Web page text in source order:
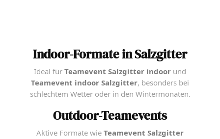
Indoor-Formate in Salzgitter
Ideal für Teamevent Salzgitter indoor und
Teamevent indoor Salzgitter, besonders bei
schlechtem Wetter oder in den Wintermonaten.
Outdoor-Teamevents
Aktive Formate wie Teamevent Salzgitter